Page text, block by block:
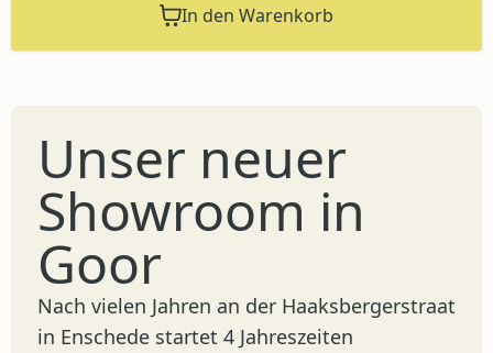
In den Warenkorb
Unser neuer
Showroom in
Goor
Nach vielen Jahren an der Haaksbergerstraat
in Enschede startet 4 Jahreszeiten